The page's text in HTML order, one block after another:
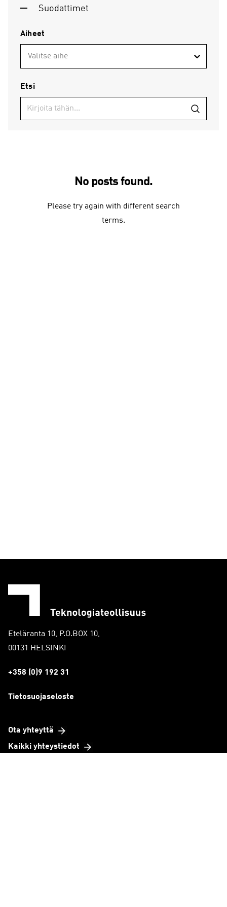
Suodattimet
Aiheet
Valitse aihe
Etsi
No posts found.
Please try again with different search
terms.
Eteläranta 10, P.O.BOX 10,
00131 HELSINKI
+358 (0)9 192 31
Tietosuojaseloste
Ota yhteyttä
Kaikki yhteystiedot